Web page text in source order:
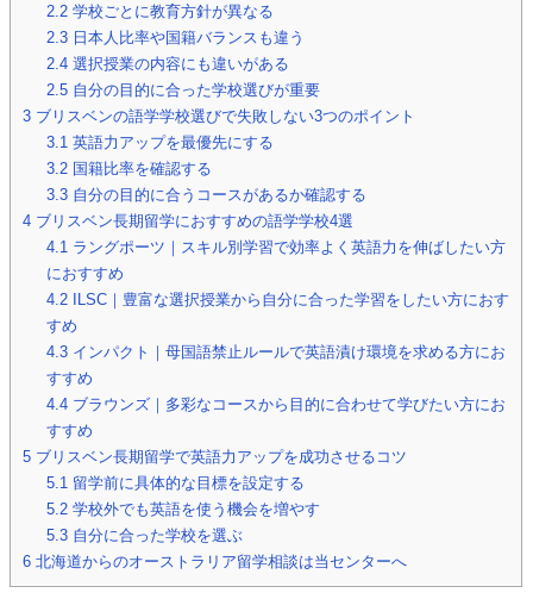
2.2 学校ごとに教育方針が異なる
2.3 日本人比率や国籍バランスも違う
2.4 選択授業の内容にも違いがある
2.5 自分の目的に合った学校選びが重要
3 ブリスベンの語学学校選びで失敗しない3つのポイント
3.1 英語力アップを最優先にする
3.2 国籍比率を確認する
3.3 自分の目的に合うコースがあるか確認する
4 ブリスベン長期留学におすすめの語学学校4選
4.1 ラングポーツ｜スキル別学習で効率よく英語力を伸ばしたい方
におすすめ
4.2 ILSC｜豊富な選択授業から自分に合った学習をしたい方におす
すめ
4.3 インパクト｜母国語禁止ルールで英語漬け環境を求める方にお
すすめ
4.4 ブラウンズ｜多彩なコースから目的に合わせて学びたい方にお
すすめ
5 ブリスベン長期留学で英語力アップを成功させるコツ
5.1 留学前に具体的な目標を設定する
5.2 学校外でも英語を使う機会を増やす
5.3 自分に合った学校を選ぶ
6 北海道からのオーストラリア留学相談は当センターへ